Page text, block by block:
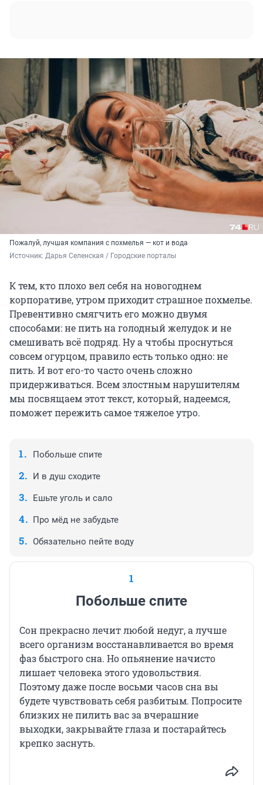
Пожалуй, лучшая компания с похмелья — кот и вода
Источник: Дарья Селенская / Городские порталы
К тем, кто плохо вел себя на новогоднем
корпоративе, утром приходит страшное похмелье.
Превентивно смягчить его можно двумя
способами: не пить на голодный желудок и не
смешивать всё подряд. Ну а чтобы проснуться
совсем огурцом, правило есть только одно: не
пить. И вот его-то часто очень сложно
придерживаться. Всем злостным нарушителям
мы посвящаем этот текст, который, надеемся,
поможет пережить самое тяжелое утро.
Побольше спите
И в душ сходите
Ешьте уголь и сало
Про мёд не забудьте
Обязательно пейте воду
1
Побольше спите
Сон прекрасно лечит любой недуг, а лучше
всего организм восстанавливается во время
фаз быстрого сна. Но опьянение начисто
лишает человека этого удовольствия.
Поэтому даже после восьми часов сна вы
будете чувствовать себя разбитым. Попросите
близких не пилить вас за вчерашние
выходки, закрывайте глаза и постарайтесь
крепко заснуть.